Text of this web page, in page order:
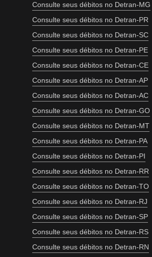
Consulte seus débitos no Detran-MG
Consulte seus débitos no Detran-PR
Consulte seus débitos no Detran-SC
Consulte seus débitos no Detran-PE
Consulte seus débitos no Detran-CE
Consulte seus débitos no Detran-AP
Consulte seus débitos no Detran-AC
Consulte seus débitos no Detran-GO
Consulte seus débitos no Detran-MT
Consulte seus débitos no Detran-PA
Consulte seus débitos no Detran-PI
Consulte seus débitos no Detran-RR
Consulte seus débitos no Detran-TO
Consulte seus débitos no Detran-RJ
Consulte seus débitos no Detran-SP
Consulte seus débitos no Detran-RS
Consulte seus débitos no Detran-RN